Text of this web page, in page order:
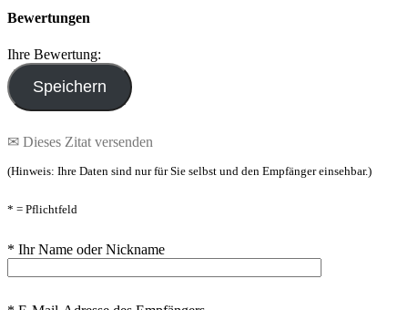
Bewertungen
Ihre Bewertung:
✉ Dieses Zitat versenden
(Hinweis: Ihre Daten sind nur für Sie selbst und den Empfänger einsehbar.)
* = Pflichtfeld
* Ihr Name oder Nickname